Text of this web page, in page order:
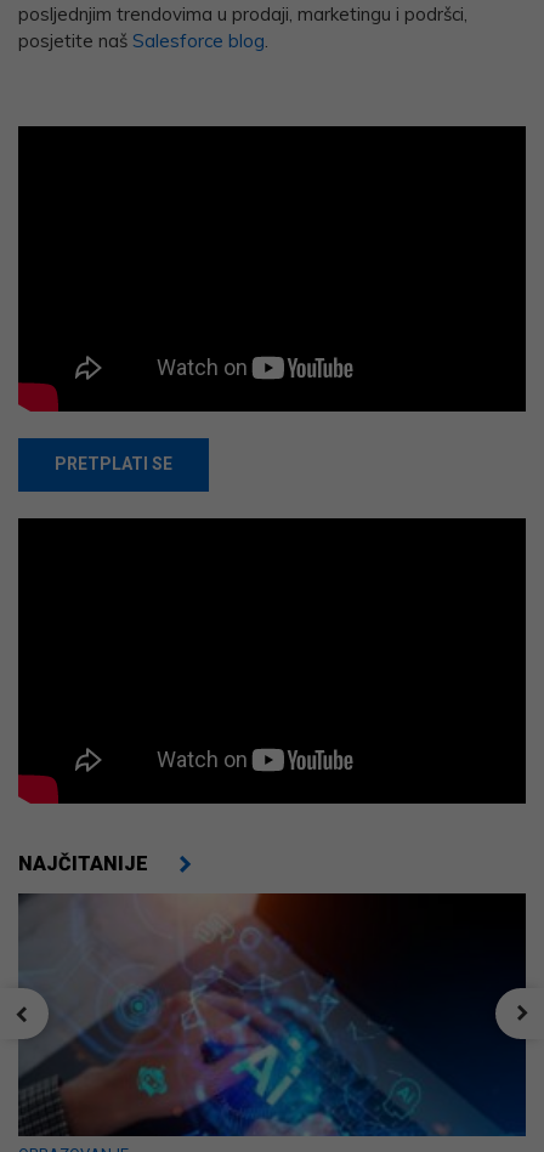
posljednjim trendovima u prodaji, marketingu i podršci,
posjetite naš Salesforce blog.
PRETPLATI SE
NAJČITANIJE